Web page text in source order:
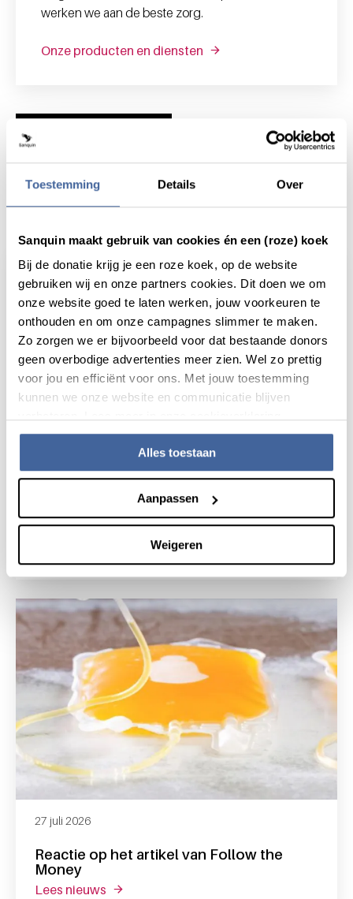
Toestemming Details Over
Sanquin maakt gebruik van cookies én een (roze) koek
Bij de donatie krijg je een roze koek, op de website
gebruiken wij en onze partners cookies. Dit doen we om
onze website goed te laten werken, jouw voorkeuren te
onthouden en om onze campagnes slimmer te maken.
Zo zorgen we er bijvoorbeeld voor dat bestaande donors
geen overbodige advertenties meer zien. Wel zo prettig
voor jou en efficiënt voor ons. Met jouw toestemming
kunnen we onze website en communicatie blijven
Alles toestaan
Aanpassen
Weigeren
werken we aan de beste zorg.
Onze producten en diensten
Actueel
“Mijn bloedtransfusie heeft veel
voor me betekend”
Donorverhaal 31 juli 2026
Reactie op het artikel van Follow the
Money
27 juli 2026
lees nieuws over reactie op het artikel van follow the